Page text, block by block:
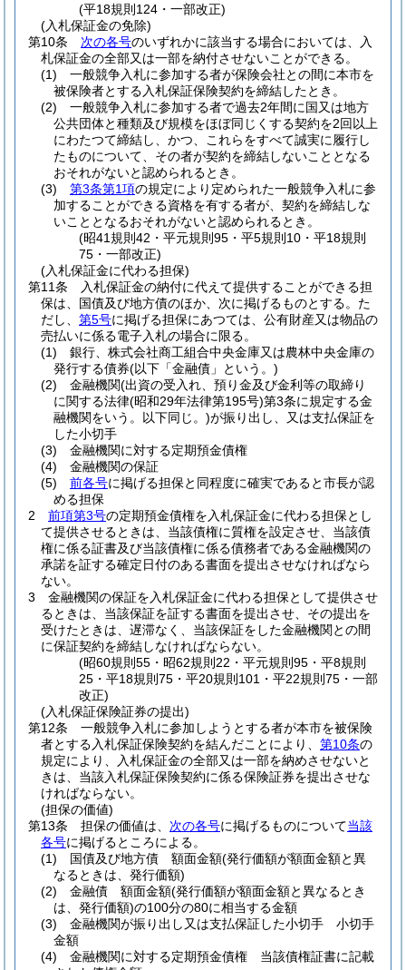
(平18規則124・一部改正)
(入札保証金の免除)
第10条
次の各号のいずれかに該当する場合においては、入
札保証金の全部又は一部を納付させないことができる。
(1)
一般競争入札に参加する者が保険会社との間に本市を
被保険者とする入札保証保険契約を締結したとき。
(2)
一般競争入札に参加する者で過去2年間に国又は地方
公共団体と種類及び規模をほぼ同じくする契約を2回以上
にわたつて締結し、かつ、これらをすべて誠実に履行し
たものについて、その者が契約を締結しないこととなる
おそれがないと認められるとき。
(3)
第3条第1項の規定により定められた一般競争入札に参
加することができる資格を有する者が、契約を締結しな
いこととなるおそれがないと認められるとき。
(昭41規則42・平元規則95・平5規則10・平18規則
75・一部改正)
(入札保証金に代わる担保)
第11条
入札保証金の納付に代えて提供することができる担
保は、国債及び地方債のほか、次に掲げるものとする。 た
だし、 第5号に掲げる担保にあつては、公有財産又は物品の
売払いに係る電子入札の場合に限る。
(1)
銀行、株式会社商工組合中央金庫又は農林中央金庫の
発行する債券(以下「金融債」という。)
(2)
金融機関(出資の受入れ、預り金及び金利等の取締り
に関する法律(昭和29年法律第195号)第3条に規定する金
融機関をいう。以下同じ。)が振り出し、又は支払保証を
した小切手
(3)
金融機関に対する定期預金債権
(4)
金融機関の保証
(5)
前各号に掲げる担保と同程度に確実であると市長が認
める担保
2
前項第3号の定期預金債権を入札保証金に代わる担保とし
て提供させるときは、当該債権に質権を設定させ、当該債
権に係る証書及び当該債権に係る債務者である金融機関の
承諾を証する確定日付のある書面を提出させなければなら
ない。
3
金融機関の保証を入札保証金に代わる担保として提供させ
るときは、当該保証を証する書面を提出させ、その提出を
受けたときは、遅滞なく、当該保証をした金融機関との間
に保証契約を締結しなければならない。
(昭60規則55・昭62規則22・平元規則95・平8規則
25・平18規則75・平20規則101・平22規則75・一部
改正)
(入札保証保険証券の提出)
第12条
一般競争入札に参加しようとする者が本市を被保険
者とする入札保証保険契約を結んだことにより、 第10条の
規定により、入札保証金の全部又は一部を納めさせないと
きは、当該入札保証保険契約に係る保険証券を提出させな
ければならない。
(担保の価値)
第13条
担保の価値は、 次の各号に掲げるものについて当該
各号に掲げるところによる。
(1)
国債及び地方債 額面金額(発行価額が額面金額と異
なるときは、発行価額)
(2)
金融債 額面金額(発行価額が額面金額と異なるとき
は、発行価額)の100分の80に相当する金額
(3)
金融機関が振り出し又は支払保証した小切手 小切手
金額
(4)
金融機関に対する定期預金債権 当該債権証書に記載